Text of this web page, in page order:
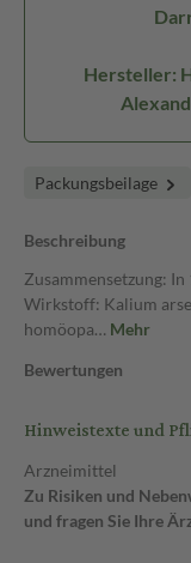
Hersteller:
Packungsbeilage
Beschreibung
Zusammensetzung:
Wirkstoff: Kalium
homöopa… Mehr
Bewertungen
Hinweistexte und
Arzneimittel
Zu Risiken und
und fragen Sie Ihre